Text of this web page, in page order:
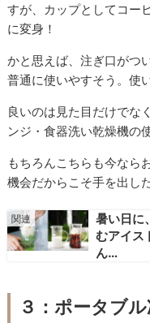
すが、カップとしてコー
に変身！
かと思えば、注ぎ口がつ
普通に使いやすそう。使
良いのは見た目だけでな
ンジ・食器洗い乾燥機の
もちろんこちらも今なら
機会だからこそ手を出し
暑い日に
むアイス
ん…
３：ポータブ